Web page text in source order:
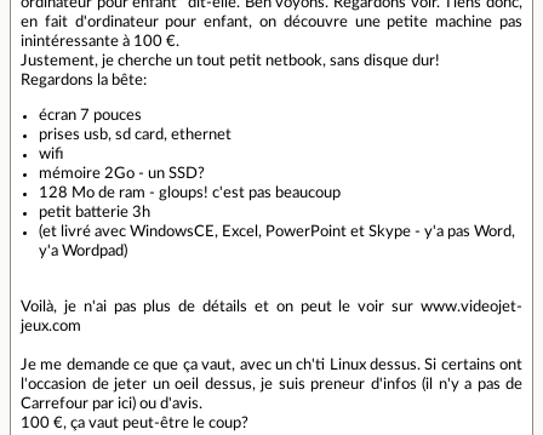
en fait d'ordinateur pour enfant, on découvre une petite machine pas
inintéressante à 100 €.
Justement, je cherche un tout petit netbook, sans disque dur!
Regardons la bête:
écran 7 pouces
prises usb, sd card, ethernet
wifi
mémoire 2Go - un SSD?
128 Mo de ram - gloups! c'est pas beaucoup
petit batterie 3h
(et livré avec WindowsCE, Excel, PowerPoint et Skype - y'a pas Word,
y'a Wordpad)
Voilà, je n'ai pas plus de détails et on peut le voir sur www.videojet-
jeux.com
Je me demande ce que ça vaut, avec un ch'ti Linux dessus. Si certains ont
l'occasion de jeter un oeil dessus, je suis preneur d'infos (il n'y a pas de
Carrefour par ici) ou d'avis.
100 €, ça vaut peut-être le coup?